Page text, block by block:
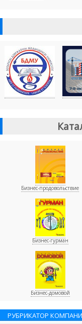
Бизнес-продовольствие
Бизнес-гурман
Бизнес-домовой
РУБРИКАТОР